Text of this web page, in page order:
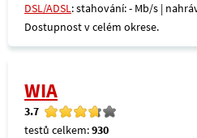
DSL/ADSL: stahování: - Mb/s |
Dostupnost v celém okrese.
WIA
3.7
testů celkem:930